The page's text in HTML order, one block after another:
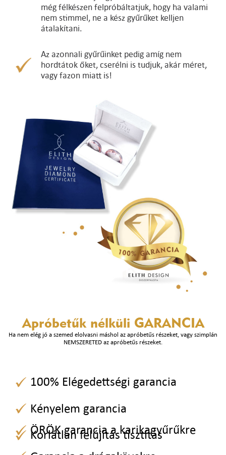
még félkészen felpróbáltatjuk, hogy ha valami
nem stimmel, ne a kész gyűrűket kelljen
átalakítani.
Az azonnali gyűrűinket pedig amíg nem
hordtátok őket, cserélni is tudjuk, akár méret,
vagy fazon miatt is!
Apróbetűk nélküli GARANCIA
Ha nem elég jó a szemed elolvasni máshol az apróbetűs részeket, vagy szimplán
NEMSZERETED az apróbetűs részeket.
100% Elégedettségi garancia
Kényelem garancia
Korlátlan felújítás tisztítás
ÖRÖK garancia a karikagyűrűkre